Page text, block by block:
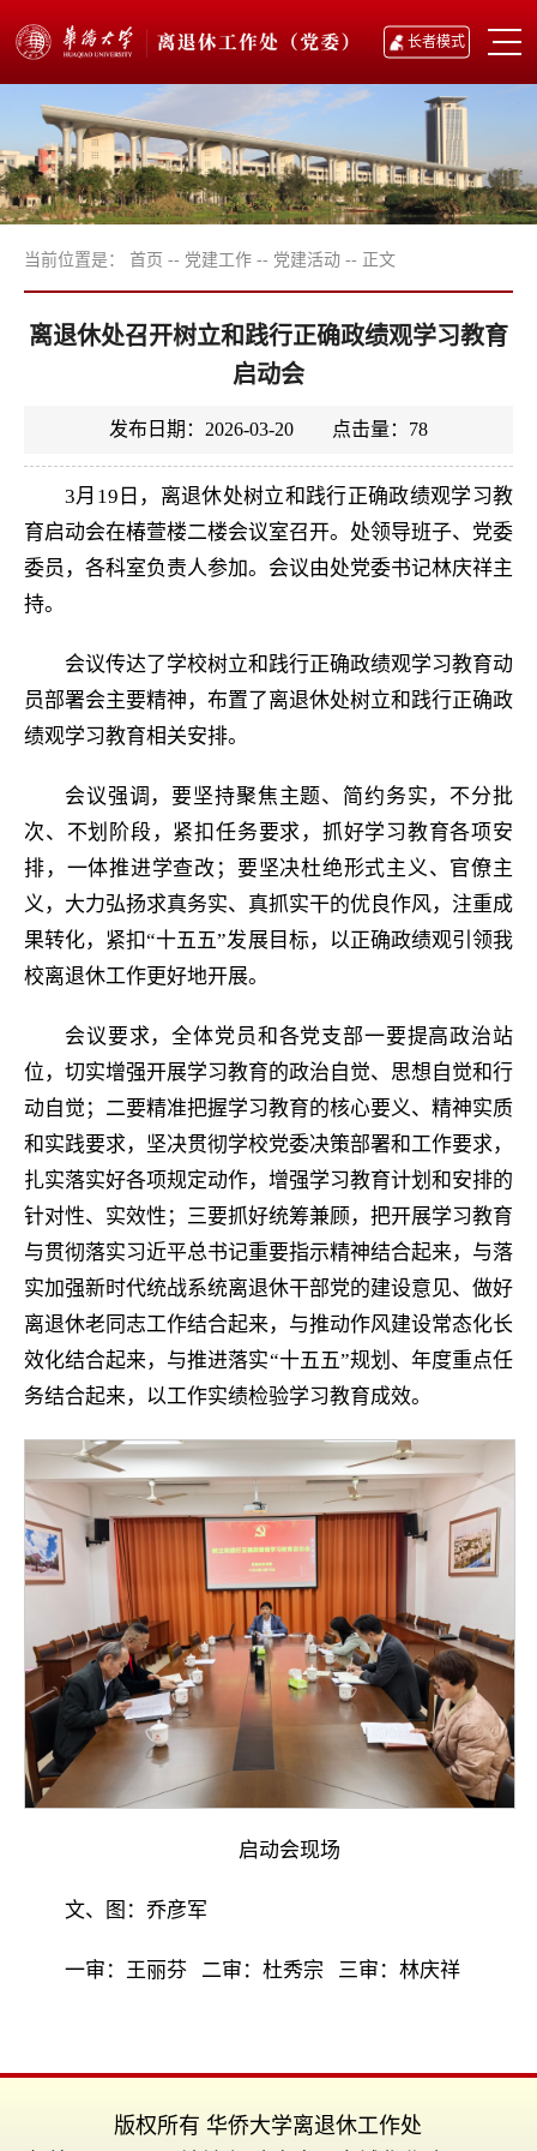
长者模式
当前位置是： 首页 -- 党建工作 -- 党建活动 -- 正文
离退休处召开树立和践行正确政绩观学习教育
启动会
发布日期：2026-03-20 点击量： 78
3月19日，离退休处树立和践行正确政绩观学习教
育启动会在椿萱楼二楼会议室召开。处领导班子、党委
委员，各科室负责人参加。会议由处党委书记林庆祥主
持。
会议传达了学校树立和践行正确政绩观学习教育动
员部署会主要精神，布置了离退休处树立和践行正确政
绩观学习教育相关安排。
会议强调，要坚持聚焦主题、简约务实，不分批
次、不划阶段，紧扣任务要求，抓好学习教育各项安
排，一体推进学查改；要坚决杜绝形式主义、官僚主
义，大力弘扬求真务实、真抓实干的优良作风，注重成
果转化，紧扣“十五五”发展目标，以正确政绩观引领我
校离退休工作更好地开展。
会议要求，全体党员和各党支部一要提高政治站
位，切实增强开展学习教育的政治自觉、思想自觉和行
动自觉；二要精准把握学习教育的核心要义、精神实质
和实践要求，坚决贯彻学校党委决策部署和工作要求，
扎实落实好各项规定动作，增强学习教育计划和安排的
针对性、实效性；三要抓好统筹兼顾，把开展学习教育
与贯彻落实习近平总书记重要指示精神结合起来，与落
实加强新时代统战系统离退休干部党的建设意见、做好
离退休老同志工作结合起来，与推动作风建设常态化长
效化结合起来，与推进落实“十五五”规划、年度重点任
务结合起来，以工作实绩检验学习教育成效。
启动会现场
文、图：乔彦军
一审：王丽芬 二审：杜秀宗 三审：林庆祥
版权所有 华侨大学离退休工作处